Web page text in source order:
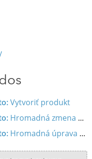
Vytvoriť produkt
Hromadná zmena kategórie na produktoch
Hromadná úprava produktov